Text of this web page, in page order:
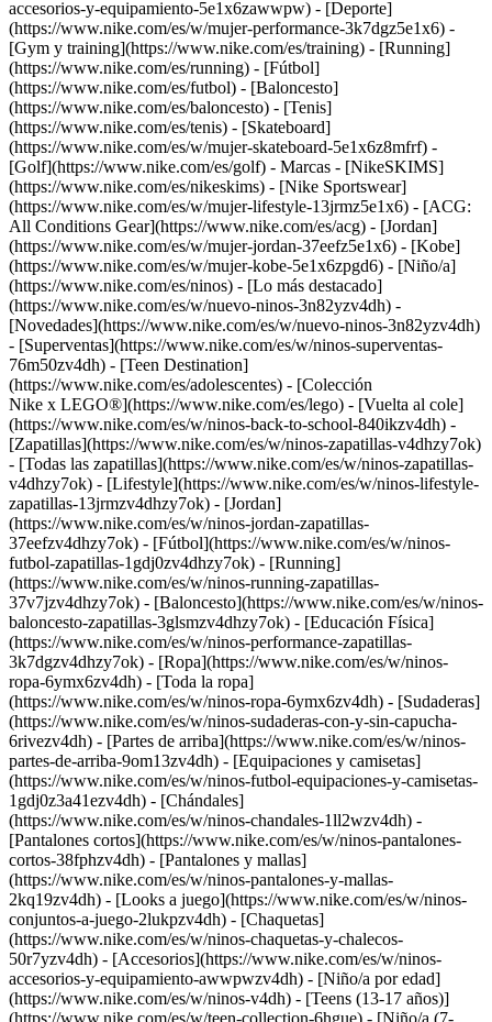
accesorios-y-equipamiento-5e1x6zawwpw) - [Deporte]
(https://www.nike.com/es/w/mujer-performance-3k7dgz5e1x6) -
[Gym y training](https://www.nike.com/es/training) - [Running]
(https://www.nike.com/es/running) - [Fútbol]
(https://www.nike.com/es/futbol) - [Baloncesto]
(https://www.nike.com/es/baloncesto) - [Tenis]
(https://www.nike.com/es/tenis) - [Skateboard]
(https://www.nike.com/es/w/mujer-skateboard-5e1x6z8mfrf) -
[Golf](https://www.nike.com/es/golf) - Marcas - [NikeSKIMS]
(https://www.nike.com/es/nikeskims) - [Nike Sportswear]
(https://www.nike.com/es/w/mujer-lifestyle-13jrmz5e1x6) - [ACG:
All Conditions Gear](https://www.nike.com/es/acg) - [Jordan]
(https://www.nike.com/es/w/mujer-jordan-37eefz5e1x6) - [Kobe]
(https://www.nike.com/es/w/mujer-kobe-5e1x6zpgd6) - [Niño/a]
(https://www.nike.com/es/ninos) - [Lo más destacado]
(https://www.nike.com/es/w/nuevo-ninos-3n82yzv4dh) -
[Novedades](https://www.nike.com/es/w/nuevo-ninos-3n82yzv4dh)
- [Superventas](https://www.nike.com/es/w/ninos-superventas-
76m50zv4dh) - [Teen Destination]
(https://www.nike.com/es/adolescentes) - [Colección
Nike x LEGO®](https://www.nike.com/es/lego) - [Vuelta al cole]
(https://www.nike.com/es/w/ninos-back-to-school-840ikzv4dh) -
[Zapatillas](https://www.nike.com/es/w/ninos-zapatillas-v4dhzy7ok)
- [Todas las zapatillas](https://www.nike.com/es/w/ninos-zapatillas-
v4dhzy7ok) - [Lifestyle](https://www.nike.com/es/w/ninos-lifestyle-
zapatillas-13jrmzv4dhzy7ok) - [Jordan]
(https://www.nike.com/es/w/ninos-jordan-zapatillas-
37eefzv4dhzy7ok) - [Fútbol](https://www.nike.com/es/w/ninos-
futbol-zapatillas-1gdj0zv4dhzy7ok) - [Running]
(https://www.nike.com/es/w/ninos-running-zapatillas-
37v7jzv4dhzy7ok) - [Baloncesto](https://www.nike.com/es/w/ninos-
baloncesto-zapatillas-3glsmzv4dhzy7ok) - [Educación Física]
(https://www.nike.com/es/w/ninos-performance-zapatillas-
3k7dgzv4dhzy7ok) - [Ropa](https://www.nike.com/es/w/ninos-
ropa-6ymx6zv4dh) - [Toda la ropa]
(https://www.nike.com/es/w/ninos-ropa-6ymx6zv4dh) - [Sudaderas]
(https://www.nike.com/es/w/ninos-sudaderas-con-y-sin-capucha-
6rivezv4dh) - [Partes de arriba](https://www.nike.com/es/w/ninos-
partes-de-arriba-9om13zv4dh) - [Equipaciones y camisetas]
(https://www.nike.com/es/w/ninos-futbol-equipaciones-y-camisetas-
1gdj0z3a41ezv4dh) - [Chándales]
(https://www.nike.com/es/w/ninos-chandales-1ll2wzv4dh) -
[Pantalones cortos](https://www.nike.com/es/w/ninos-pantalones-
cortos-38fphzv4dh) - [Pantalones y mallas]
(https://www.nike.com/es/w/ninos-pantalones-y-mallas-
2kq19zv4dh) - [Looks a juego](https://www.nike.com/es/w/ninos-
conjuntos-a-juego-2lukpzv4dh) - [Chaquetas]
(https://www.nike.com/es/w/ninos-chaquetas-y-chalecos-
50r7yzv4dh) - [Accesorios](https://www.nike.com/es/w/ninos-
accesorios-y-equipamiento-awwpwzv4dh) - [Niño/a por edad]
(https://www.nike.com/es/w/ninos-v4dh) - [Teens (13-17 años)]
(https://www.nike.com/es/w/teen-collection-6hgue) - [Niño/a (7-